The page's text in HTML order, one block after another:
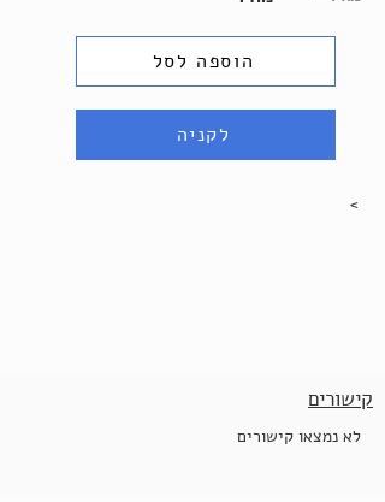
הוספה לסל
לקניה
>
קישורים
לא נמצאו קישורים